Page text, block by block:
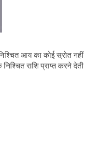
आय का कोई स्रोत नहीं
राशि प्राप्त करने देती